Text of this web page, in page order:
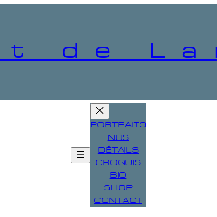
de
PORTRAITS
NUS
DÉTAILS
CROQUIS
BIO
SHOP
CONTACT